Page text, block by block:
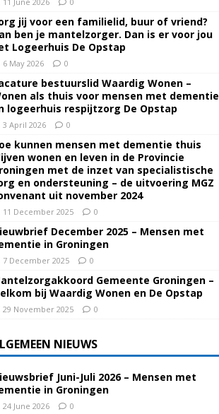
jij voor een familielid, buur of vriend?
ben je mantelzorger. Dan is er voor jou
Logeerhuis De Opstap
6 May 2026 0
bestuurslid Waardig Wonen –
als thuis voor mensen met dementie
logeerhuis respijtzorg De Opstap
3 April 2026 0
kunnen mensen met dementie thuis
wonen en leven in de Provincie
met de inzet van specialistische
en ondersteuning – de uitvoering MGZ
uit november 2024
11 December 2025 0
December 2025 – Mensen met
in Groningen
7 December 2025 0
Gemeente Groningen –
bij Waardig Wonen en De Opstap
29 November 2025 0
NIEUWS
Juni-Juli 2026 – Mensen met
in Groningen
24 June 2026 0